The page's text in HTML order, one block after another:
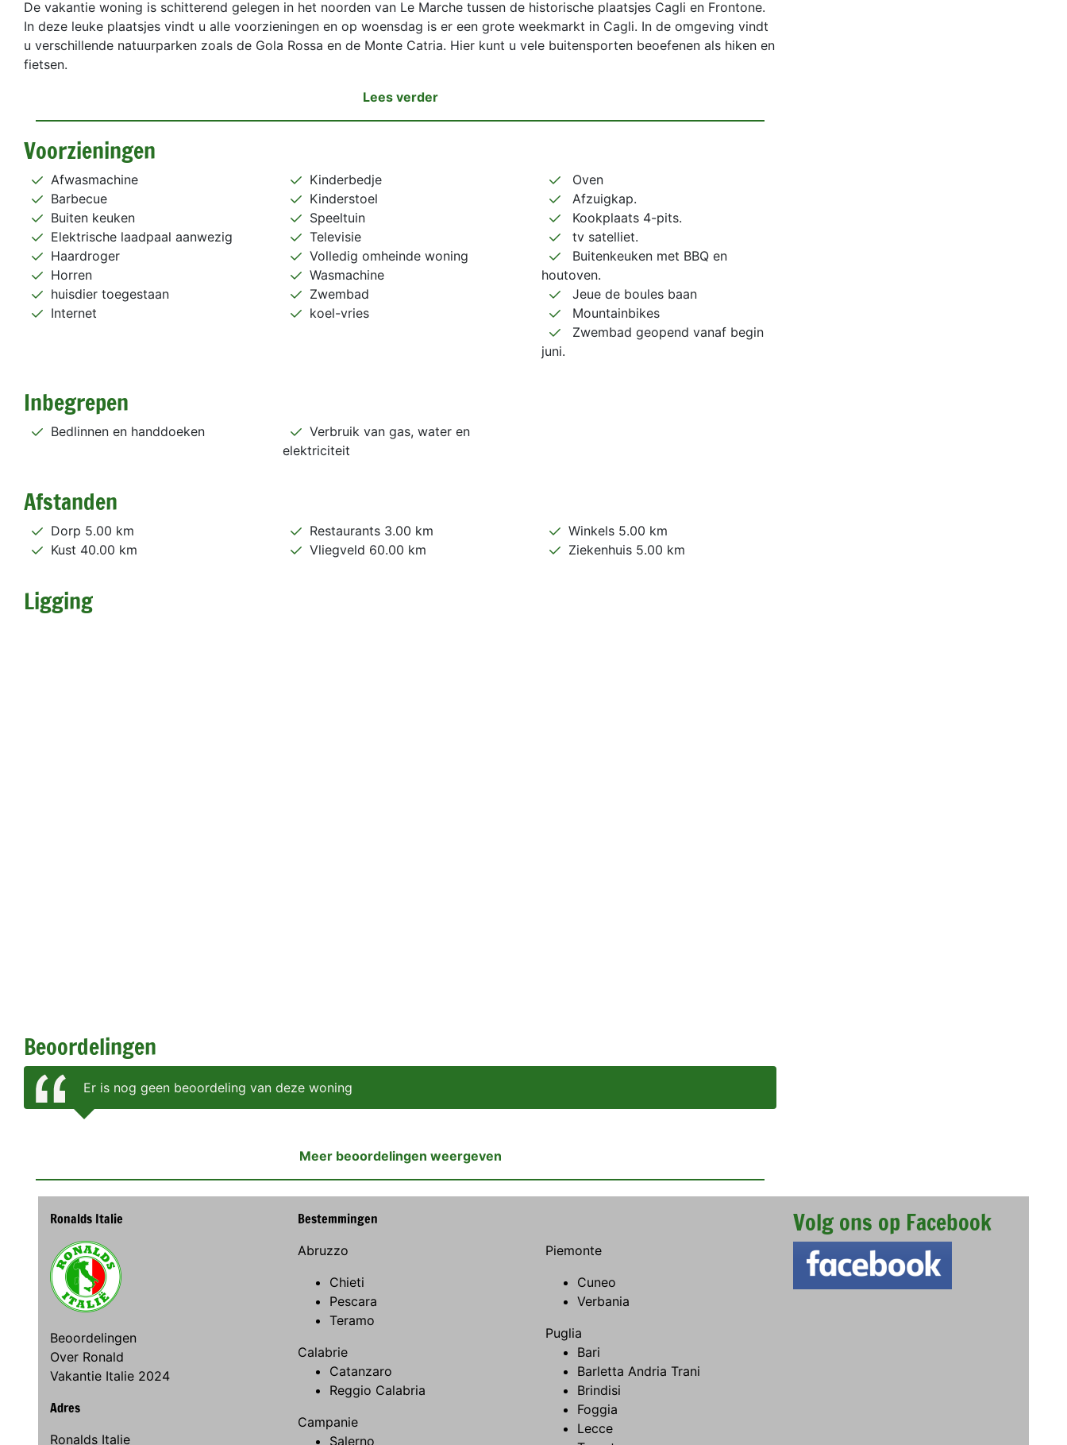
De vakantie woning is schitterend gelegen in het noorden van Le Marche tussen de historische plaatsjes Cagli en Frontone.
In deze leuke plaatsjes vindt u alle voorzieningen en op woensdag is er een grote weekmarkt in Cagli. In de omgeving vindt
u verschillende natuurparken zoals de Gola Rossa en de Monte Catria. Hier kunt u vele buitensporten beoefenen als hiken en
fietsen.
Lees verder
Voorzieningen
Afwasmachine
Barbecue
Buiten keuken
Elektrische laadpaal aanwezig
Haardroger
Horren
huisdier toegestaan
Internet
Kinderbedje
Kinderstoel
Speeltuin
Televisie
Volledig omheinde woning
Wasmachine
Zwembad
koel-vries
Oven
Afzuigkap.
Kookplaats 4-pits.
tv satelliet.
Buitenkeuken met BBQ en
houtoven.
Jeue de boules baan
Mountainbikes
Zwembad geopend vanaf begin
juni.
Inbegrepen
Bedlinnen en handdoeken
Verbruik van gas, water en
elektriciteit
Afstanden
Dorp 5.00 km
Kust 40.00 km
Restaurants 3.00 km
Vliegveld 60.00 km
Winkels 5.00 km
Ziekenhuis 5.00 km
Ligging
Beoordelingen
Er is nog geen beoordeling van deze woning
Meer beoordelingen weergeven
Ronalds Italie
Beoordelingen
Over Ronald
Vakantie Italie 2024
Adres
Ronalds Italie
Bestemmingen
Abruzzo
Chieti
Pescara
Teramo
Calabrie
Catanzaro
Reggio Calabria
Campanie
Salerno
Piemonte
Cuneo
Verbania
Puglia
Bari
Barletta Andria Trani
Brindisi
Foggia
Lecce
Volg ons op Facebook